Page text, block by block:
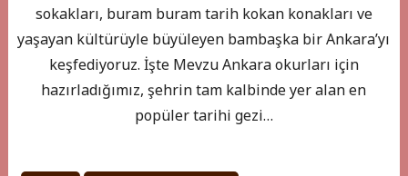
sokakları, buram buram tarih kokan konakları ve
yaşayan kültürüyle büyüleyen bambaşka bir Ankara’yı
keşfediyoruz. İşte Mevzu Ankara okurları için
hazırladığımız, şehrin tam kalbinde yer alan en
popüler tarihi gezi…